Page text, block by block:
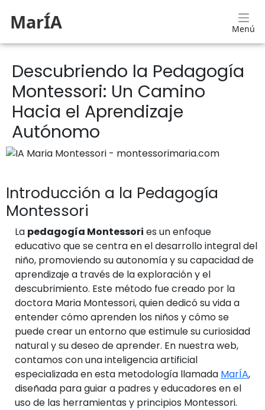
MarÍA Menú
Descubriendo la Pedagogía
Montessori: Un Camino
Hacia el Aprendizaje
Autónomo
Introducción a la Pedagogía
Montessori
La pedagogía Montessori es un enfoque
educativo que se centra en el desarrollo integral del
niño, promoviendo su autonomía y su capacidad de
aprendizaje a través de la exploración y el
descubrimiento. Este método fue creado por la
doctora Maria Montessori, quien dedicó su vida a
entender cómo aprenden los niños y cómo se
puede crear un entorno que estimule su curiosidad
natural y su deseo de aprender. En nuestra web,
contamos con una inteligencia artificial
especializada en esta metodología llamada MarÍA,
diseñada para guiar a padres y educadores en el
uso de las herramientas y principios Montessori.